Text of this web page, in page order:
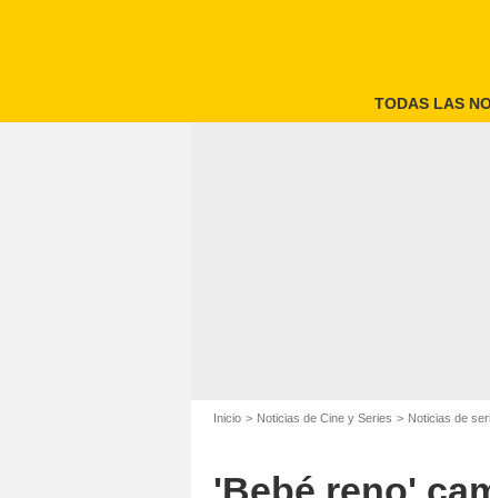
TODAS LAS
Inicio Noticias de Cine y Series Noticias de